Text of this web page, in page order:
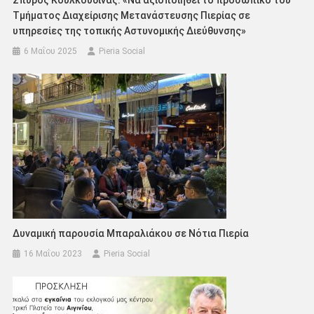
Τμήματος Διαχείρισης Μετανάστευσης Πιερίας σε
υπηρεσίες της τοπικής Αστυνομικής Διεύθυνσης»
6 Μαΐου 2025 Pieria Social
Δυναμική παρουσία Μπαραλιάκου σε Νότια Πιερία
16 Μαΐου 2023 Pieria Social